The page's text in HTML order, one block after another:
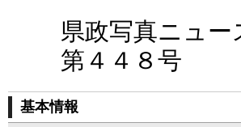
県政写真ニュー
第４４８号
基本情報